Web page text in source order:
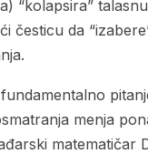
“kolapsira”
česticu da
menja
matematičar